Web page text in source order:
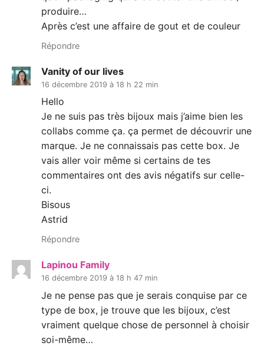
produire…
Après c’est une affaire de gout et de couleur
Répondre
Vanity of our lives
16 décembre 2019 à 18 h 22 min
Hello
Je ne suis pas très bijoux mais j’aime bien les
collabs comme ça. ça permet de découvrir une
marque. Je ne connaissais pas cette box. Je
vais aller voir même si certains de tes
commentaires ont des avis négatifs sur celle-
ci.
Bisous
Astrid
Répondre
Lapinou Family
16 décembre 2019 à 18 h 47 min
Je ne pense pas que je serais conquise par ce
type de box, je trouve que les bijoux, c’est
vraiment quelque chose de personnel à choisir
soi-même…